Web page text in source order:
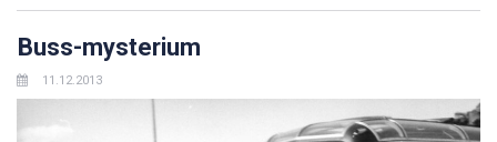
Buss-mysterium
11.12.2013